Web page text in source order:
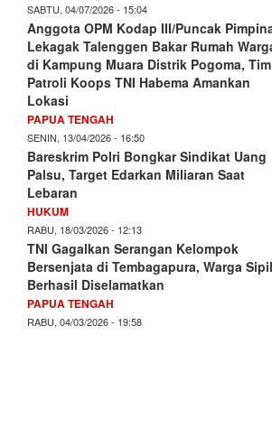
SABTU, 04/07/2026 - 15:04
Anggota OPM Kodap III/Puncak
Lekagak Talenggen Bakar Rumah
di Kampung Muara Distrik Pogoma, Tim
Patroli Koops TNI Habema Amankan
Lokasi
PAPUA TENGAH
SENIN, 13/04/2026 - 16:50
Bareskrim Polri Bongkar Sindikat Uang
Palsu, Target Edarkan Miliaran Saat
Lebaran
HUKUM
RABU, 18/03/2026 - 12:13
TNI Gagalkan Serangan Kelompok
Bersenjata di Tembagapura, Warga Sipil
Berhasil Diselamatkan
PAPUA TENGAH
RABU, 04/03/2026 - 19:58